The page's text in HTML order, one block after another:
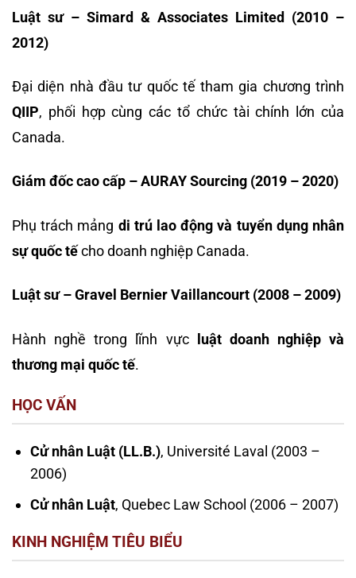
Luật sư – Simard & Associates Limited (2010 –
2012)
Đại diện nhà đầu tư quốc tế tham gia chương trình
QIIP, phối hợp cùng các tổ chức tài chính lớn của
Canada.
Giám đốc cao cấp – AURAY Sourcing (2019 – 2020)
Phụ trách mảng di trú lao động và tuyển dụng nhân
sự quốc tếcho doanh nghiệp Canada.
Luật sư – Gravel Bernier Vaillancourt (2008 – 2009)
Hành nghề trong lĩnh vực luật doanh nghiệp và
thương mại quốc tế.
HỌC VẤN
Cử nhân Luật (LL.B.), Université Laval (2003 –
2006)
Cử nhân Luật, Quebec Law School (2006 – 2007)
KINH NGHIỆM TIÊU BIỂU